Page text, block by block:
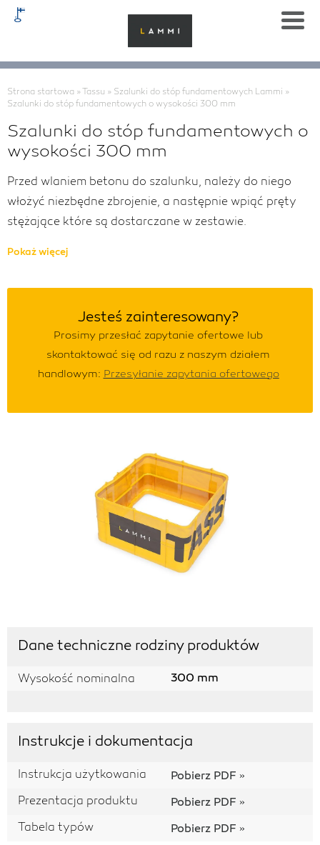
Strona startowa » Tassu » Szalunki do stóp fundamentowych Lammi »
Szalunki do stóp fundamentowych o wysokości 300 mm
Szalunki do stóp fundamentowych o
wysokości 300 mm
Przed wlaniem betonu do szalunku, należy do niego
włożyć niezbędne zbrojenie, a następnie wpiąć pręty
stężające które są dostarczane w zestawie.
Pokaż więcej
Jesteś zainteresowany?
Prosimy przesłać zapytanie ofertowe lub
skontaktować się od razu z naszym działem
handlowym: Przesyłanie zapytania ofertowego
Dane techniczne rodziny produktów
Wysokość nominalna 300 mm
Instrukcje i dokumentacja
Instrukcja użytkowania Pobierz PDF
Prezentacja produktu Pobierz PDF
Tabela typów Pobierz PDF